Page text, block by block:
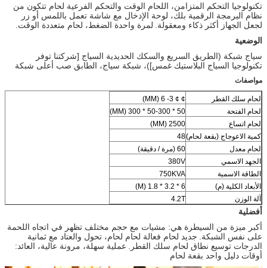
تكنولوجيا التحكم المتزامن، اللحام الوقت والتحكم الفرعية لحام تتكون من
نظام البرمجة الرقمية بلك، لوحة الإدخال مع شاشة تعمل باللمس أو زر
لجعل الجهاز أكثر ذكاء ومعقولة. لمرة واحدة الضغط، لحام متعددة الوقت.
الوضعية
سياج شبكة (الطريق السريع والسكك الحديدية السياج [شركتنا توفر
تكنولوجيا السياج البلاستيك غمس])، شبكة سياج، الطابق صب أعلى شبكة
مواصفات
لحام سلك القطر
¢ ¢ 3- 6 (MM)
لحام الفتحة
50 * 50-300 * 300 (MM)
لحام اتساع
2500 (MM)
كمية الاعوجاج (بقعة لحام)48
لحام معدل
60 (مرة / دقيقة)
الجهد الاسمي
380V
الطاقة الاسمية
750KVA
الأبعاد الكلية (م)
6 * 3.2 * 1.8 (M)
آلة الوزن
4.2T
أفضلية
أكبر ميزة من السيطرة هي: مشيات مع حجم مختلف تظهر في اتجاه اللحمة
على نفس الشبكة. جديد لحام فعالة لحام لحام، تحول والعتاد مع ثمانية
الدرجات توسيع نطاق لحام سلك القطر.
عملية سهلة، مرونة عالية، العائد:
أوقات دليل واحد بقعة لحام